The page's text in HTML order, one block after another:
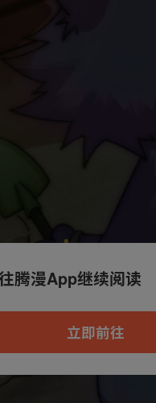
App阅读，可打开App新用
户7天免费看
腾漫App继续阅读
立即前往